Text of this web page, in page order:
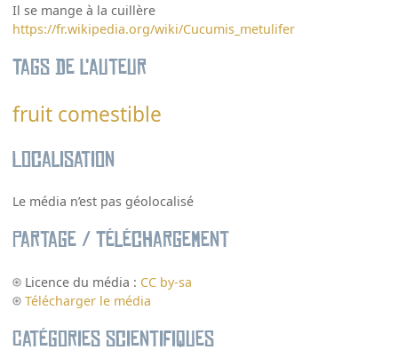
Il se mange à la cuillère
https://fr.wikipedia.org/wiki/Cucumis_metulifer
Tags de l’auteur
fruit comestible
Localisation
Le média n’est pas géolocalisé
Partage / Téléchargement
Licence du média : CC by-sa
Télécharger le média
Catégories scientifiques